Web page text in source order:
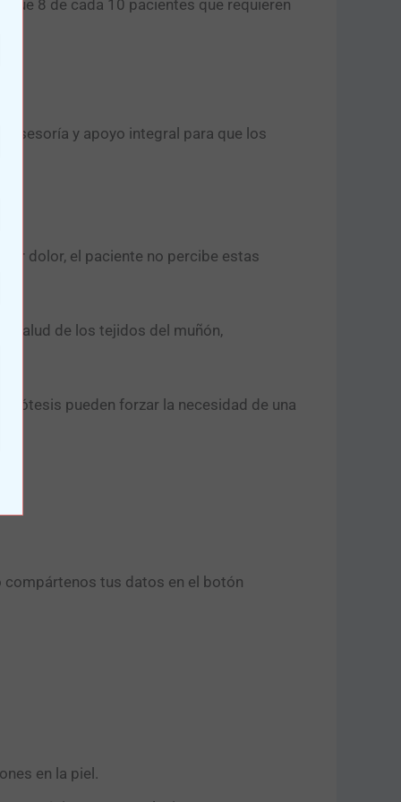
que 8 de cada 10 pacientes que requieren
asesoría y apoyo integral para que los
dolor, el paciente no percibe estas
salud de los tejidos del muñón,
pueden forzar la necesidad de una
tus datos en el botón
en la piel.